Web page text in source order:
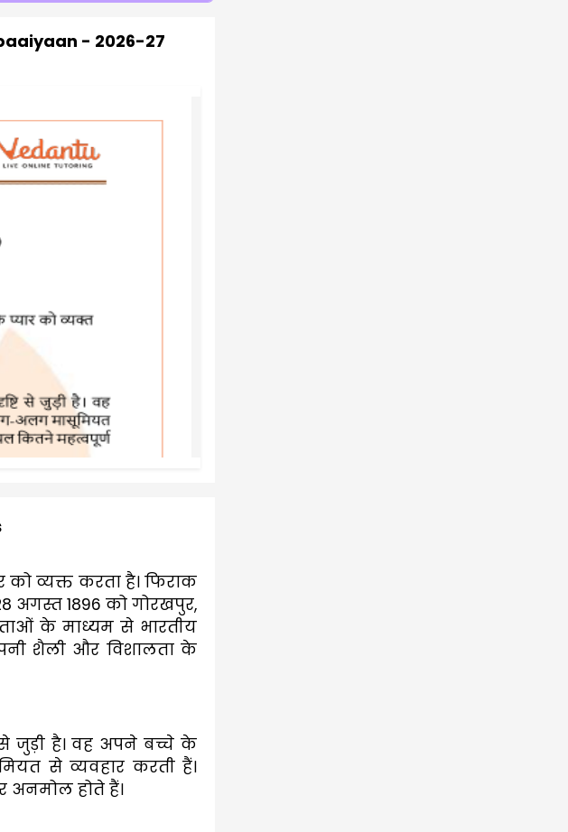
- 2026-27
को व्यक्त करता है। फिराक
अगस्त 1896 को गोरखपुर,
के माध्यम से भारतीय
शैली और विशालता के
जुड़ी है। वह अपने बच्चे के
से व्यवहार करती हैं।
अनमोल होते हैं।